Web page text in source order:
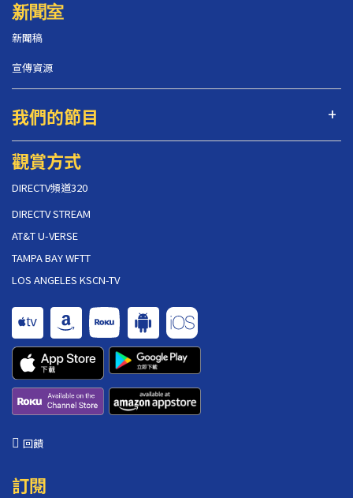
新聞室
新聞稿
宣傳資源
我們的節目
觀賞方式
DIRECTV頻道320
DIRECTV STREAM
AT&T U-VERSE
TAMPA BAY WFTT
LOS ANGELES KSCN-TV
回饋
訂閱